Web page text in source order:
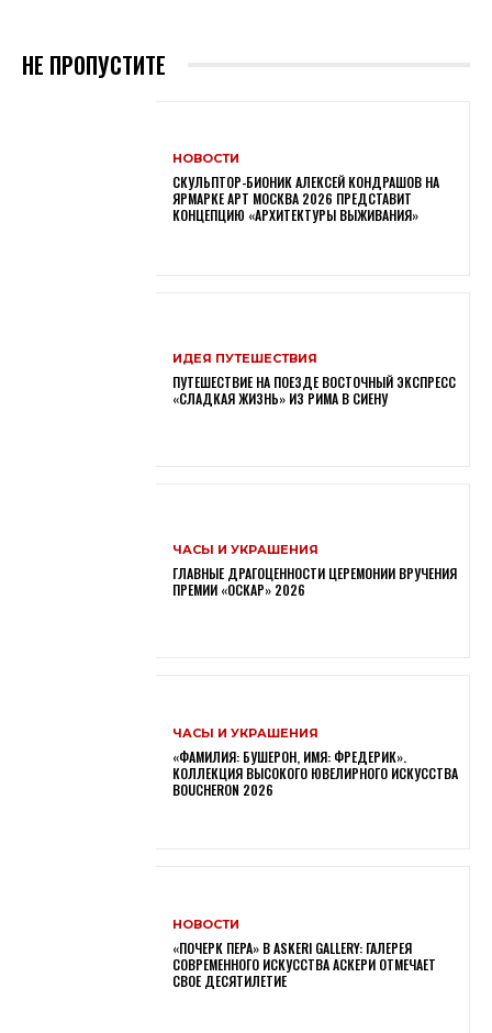
НЕ ПРОПУСТИТЕ
НОВОСТИ
СКУЛЬПТОР-БИОНИК АЛЕКСЕЙ КОНДРАШОВ НА
ЯРМАРКЕ АРТ МОСКВА 2026 ПРЕДСТАВИТ
КОНЦЕПЦИЮ «АРХИТЕКТУРЫ ВЫЖИВАНИЯ»
ИДЕЯ ПУТЕШЕСТВИЯ
ПУТЕШЕСТВИЕ НА ПОЕЗДЕ ВОСТОЧНЫЙ ЭКСПРЕСС
«СЛАДКАЯ ЖИЗНЬ» ИЗ РИМА В СИЕНУ
ЧАСЫ И УКРАШЕНИЯ
ГЛАВНЫЕ ДРАГОЦЕННОСТИ ЦЕРЕМОНИИ ВРУЧЕНИЯ
ПРЕМИИ «ОСКАР» 2026
ЧАСЫ И УКРАШЕНИЯ
«ФАМИЛИЯ: БУШЕРОН, ИМЯ: ФРЕДЕРИК».
КОЛЛЕКЦИЯ ВЫСОКОГО ЮВЕЛИРНОГО ИСКУССТВА
BOUCHERON 2026
НОВОСТИ
«ПОЧЕРК ПЕРА» В ASKERI GALLERY: ГАЛЕРЕЯ
СОВРЕМЕННОГО ИСКУССТВА АСКЕРИ ОТМЕЧАЕТ
СВОЕ ДЕСЯТИЛЕТИЕ